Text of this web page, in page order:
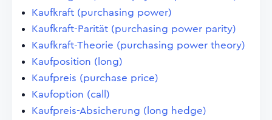
Kaufkraft (purchasing power)
Kaufkraft-Parität (purchasing power parity)
Kaufkraft-Theorie (purchasing power theory)
Kaufposition (long)
Kaufpreis (purchase price)
Kaufoption (call)
Kaufpreis-Absicherung (long hedge)